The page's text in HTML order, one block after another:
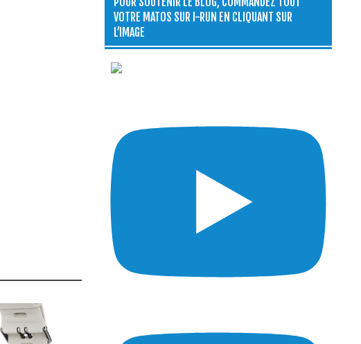
VOTRE MATOS SUR I-RUN EN CLIQUANT SUR
L’IMAGE